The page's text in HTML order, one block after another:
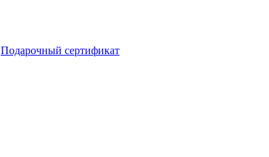
Подарочный сертификат